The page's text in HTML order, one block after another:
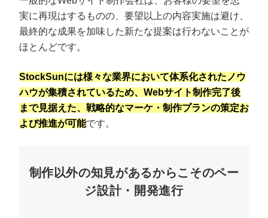
実に再現はするものの、要望以上の内容実施は避け、
最終的な成果を加味した新たな提案は行わないことが
ほとんどです。
StockSunには様々な業界において体系化されたノウ
ハウが集積されているため、Webサイト制作完了後
まで見据えた、戦略的なマーケ・制作プランの策定お
よび推進が可能です。
制作以外の知見があるからこそのペー
ジ設計・開発進行